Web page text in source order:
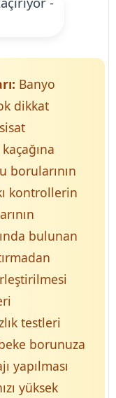
Banyo
dikkat
borularının
kontrollerin
bulunan
testleri
borunuza
yapılması
yüksek